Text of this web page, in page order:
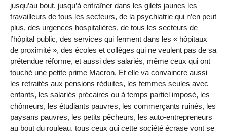
jusqu’au bout, jusqu’à entraîner dans les gilets jaunes les
travailleurs de tous les secteurs, de la psychiatrie qui n’en peut
plus, des urgences hospitalières, de tous les secteurs de
l’hôpital public, des services qui ferment dans les « hôpitaux
de proximité », des écoles et collèges qui ne veulent pas de sa
prétendue réforme, et aussi des salariés, même ceux qui ont
touché une petite prime Macron. Et elle va convaincre aussi
les retraités aux pensions réduites, les femmes seules avec
enfants, les salariés précaires ou à temps partiel imposé, les
chômeurs, les étudiants pauvres, les commerçants ruinés, les
paysans pauvres, les petits pêcheurs, les auto-entrepreneurs
au bout du rouleau, tous ceux qui cette société écrase vont se